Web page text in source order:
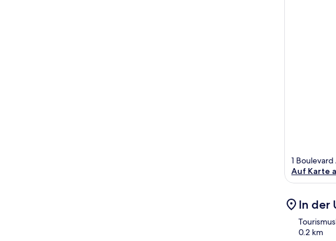
1
Auf Karte
In der
0.2 km